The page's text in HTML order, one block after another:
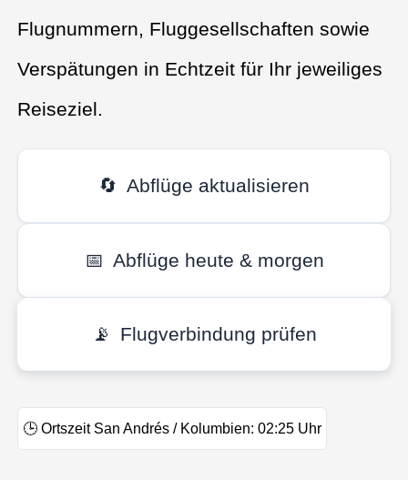
Flugnummern, Fluggesellschaften sowie
Verspätungen in Echtzeit für Ihr jeweiliges
Reiseziel.
🔄 Abflüge aktualisieren
📅 Abflüge heute & morgen
📡 Flugverbindung prüfen
🕒 Ortszeit San Andrés / Kolumbien: 02:25 Uhr